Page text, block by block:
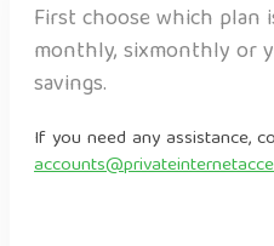
First choose which
monthly, sixmonthly or
savings.
If you need any assistance,